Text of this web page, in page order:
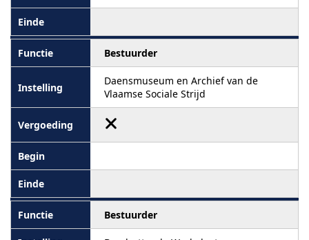
Bestuurder
Daensmuseum en Archief van de
Vlaamse Sociale Strijd
Bestuurder